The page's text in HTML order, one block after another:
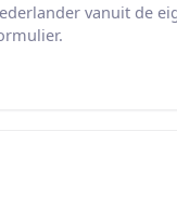
vanuit de